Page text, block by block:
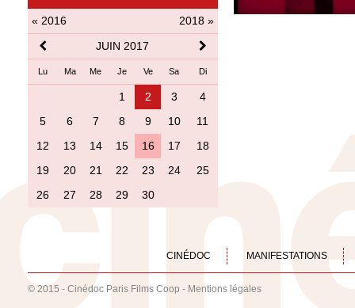
« 2016
2018 »
JUIN 2017
Lu Ma Me Je Ve Sa Di
1 2 3
4
5
6 7 8 9 10
11
12
13 14 15 16 17
18
19
20 21 22 23 24
25
26
27 28 29 30
CINÉDOC MANIFESTATIONS
© 2015 - Cinédoc Paris Films Coop - Mentions légales